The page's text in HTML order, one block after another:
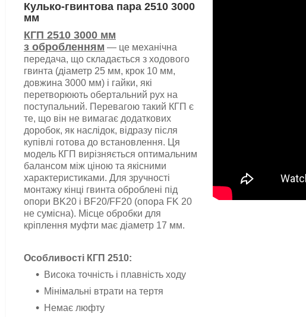
Кулько-гвинтова пара 2510 3000
мм
КГП 2510 3000 мм
з обробленням — це механічна
передача, що складається з ходового
гвинта (діаметр 25 мм, крок 10 мм,
довжина 3000 мм) і гайки, які
перетворюють обертальний рух на
поступальний. Перевагою такий КГП є
те, що він не вимагає додаткових
доробок, як наслідок, відразу після
купівлі готова до встановлення. Ця
модель КГП вирізняється оптимальним
балансом між ціною та якісними
характеристиками. Для зручності
монтажу кінці гвинта оброблені під
опори BK20 і BF20/FF20 (опора FK 20
не сумісна). Місце обробки для
кріплення муфти має діаметр 17 мм.
Особливості КГП 2510:
Висока точність і плавність ходу
Мінімальні втрати на тертя
Немає люфту